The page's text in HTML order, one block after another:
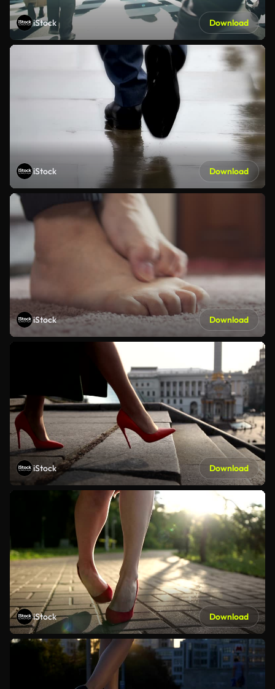
iStock Download
iStock Download
iStock Download
iStock Download
iStock Download